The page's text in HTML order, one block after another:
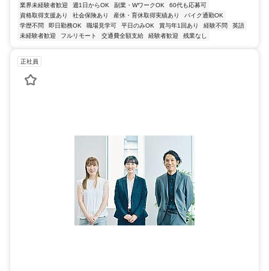
業界未経験者歓迎 週1日からOK 副業・WワークOK
60代も応募可
資格取得支援あり
社会保険あり 産休・育休取得実績あり
バイク通勤OK
学歴不問
即日勤務OK 職場見学可 平日のみOK 賞与年1回あり 経験不問
英語
未経験者歓迎
フルリモート 交通費全額支給 経験者歓迎 残業なし
正社員